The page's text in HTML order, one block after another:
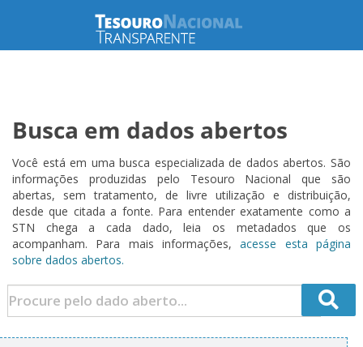
Busca em dados abertos
Você está em uma busca especializada de dados abertos. São
informações produzidas pelo Tesouro Nacional que são
abertas, sem tratamento, de livre utilização e distribuição,
desde que citada a fonte. Para entender exatamente como a
STN chega a cada dado, leia os metadados que os
acompanham. Para mais informações,acesse esta página
sobre dados abertos.